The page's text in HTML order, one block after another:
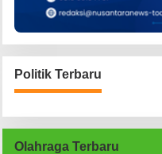
Politik Terbaru
Olahraga Terbaru